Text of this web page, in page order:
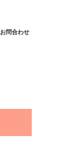
お問合わせ